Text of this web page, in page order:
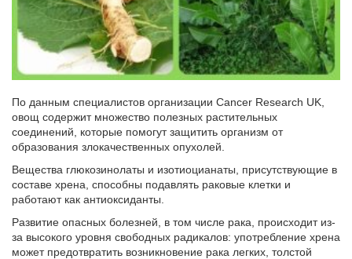
По данным специалистов организации Cancer Research UK,
овощ содержит множество полезных растительных
соединений, которые помогут защитить организм от
образования злокачественных опухолей.
Вещества глюкозинолаты и изотиоцианаты, присутствующие в
составе хрена, способны подавлять раковые клетки и
работают как антиоксиданты.
Развитие опасных болезней, в том числе рака, происходит из-
за высокого уровня свободных радикалов: употребление хрена
может предотвратить возникновение рака легких, толстой